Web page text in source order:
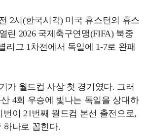
2시(한국시각) 미국 휴스턴의 휴스
린 2026 국제축구연맹(FIFA) 북중
리그 1차전에서 독일에 1-7로 완패
가 월드컵 사상 첫 경기였다. 그러
4회 우승에 빛나는 독일을 상대하
번이 21번째 월드컵 본선 출전으로,
하나로 꼽힌다.